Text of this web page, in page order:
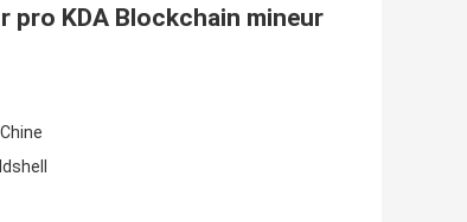
pro KDA Blockchain mineur